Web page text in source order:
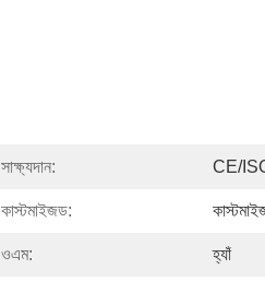
সাক্ষ্যদান: CE/
কাস্টমাইজড:
ওএম: হ্যাঁ